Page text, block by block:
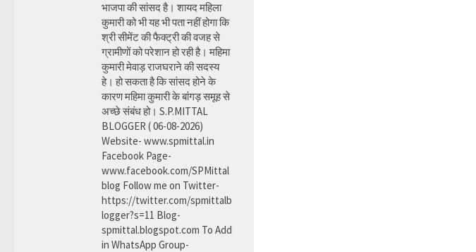
भाजपा की सांसद है। शायद महिला
कुमारी को भी यह भी पता नहीं होगा कि
श्री सीमेंट की फैक्ट्री की वजह से
ग्रामीणों को परेशान हो रही है। महिमा
कुमारी मेवाड़ राजघराने की सदस्य
हे। हो सकता है कि सांसद होने के
कारण महिमा कुमारी के बांगड़ समूह से
अच्छे संबंध हो। S.P.MITTAL
BLOGGER ( 06-08-2026)
Website- www.spmittal.in
Facebook Page-
www.facebook.com/SPMittal
blog Follow me on Twitter-
https://twitter.com/spmittalb
logger?s=11 Blog-
spmittal.blogspot.com To Add
in WhatsApp Group-